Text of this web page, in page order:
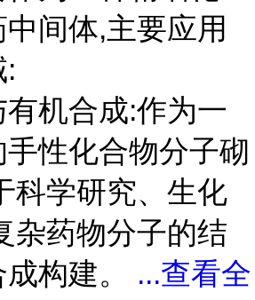
间体,主要应用
机合成:作为一
性化合物分子砌
科学研究、生化
杂药物分子的结
构建。 ...查看全